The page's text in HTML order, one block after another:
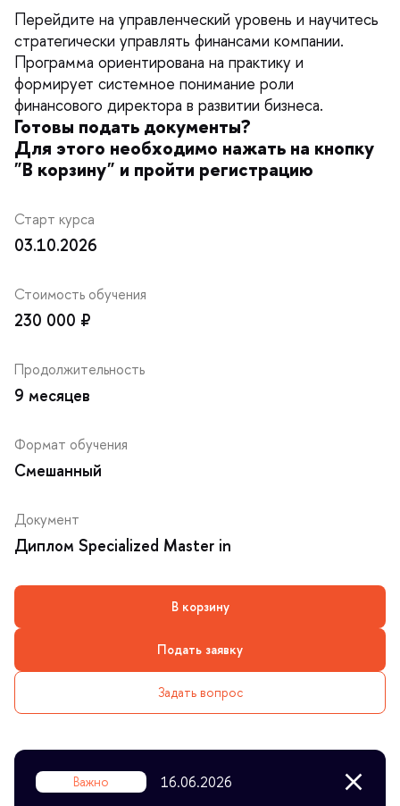
Перейдите на управленческий уровень и научитесь
стратегически управлять финансами компании.
Программа ориентирована на практику и
формирует системное понимание роли
финансового директора в развитии бизнеса.
Готовы подать документы?
Для этого необходимо нажать на кнопку
"В корзину" и пройти регистрацию
корзину
Подать заявку
Задать вопрос
Старт курса
03.10.2026
Стоимость обучения
230 000 ₽
Продолжительность
9 месяце
Формат обучения
Смешанный
Документ
Диплом Specialized Master in
ажно 16.06.2026